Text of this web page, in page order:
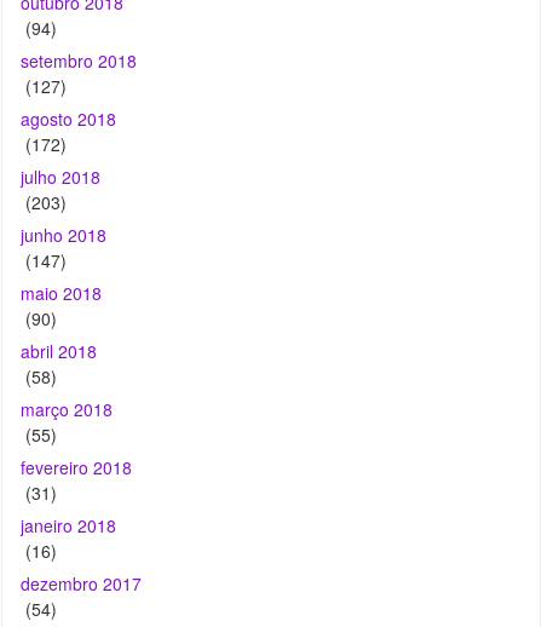
(94)
setembro 2018
(127)
agosto 2018
(172)
julho 2018
(203)
junho 2018
(147)
maio 2018
(90)
abril 2018
(58)
março 2018
(55)
fevereiro 2018
(31)
janeiro 2018
(16)
dezembro 2017
(54)